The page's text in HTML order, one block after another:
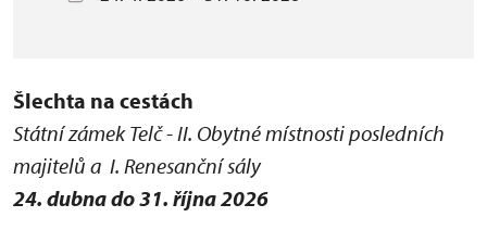
Šlechta na cestách
Státní zámek Telč - II. Obytné místnosti posledních
majitelů a I. Renesanční sály
24. dubna do 31. října 2026